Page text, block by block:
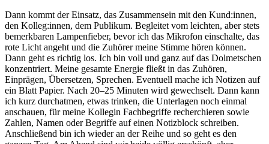
Dann kommt der Einsatz, das Zusammensein mit den Kund:innen,
den Kolleg:innen, dem Publikum. Begleitet vom leichten, aber stets
bemerkbaren Lampenfieber, bevor ich das Mikrofon einschalte, das
rote Licht angeht und die Zuhörer meine Stimme hören können.
Dann geht es richtig los. Ich bin voll und ganz auf das Dolmetschen
konzentriert. Meine gesamte Energie fließt in das Zuhören,
Einprägen, Übersetzen, Sprechen. Eventuell mache ich Notizen auf
ein Blatt Papier. Nach 20–25 Minuten wird gewechselt. Dann kann
ich kurz durchatmen, etwas trinken, die Unterlagen noch einmal
anschauen, für meine Kollegin Fachbegriffe recherchieren sowie
Zahlen, Namen oder Begriffe auf einen Notizblock schreiben.
Anschließend bin ich wieder an der Reihe und so geht es den